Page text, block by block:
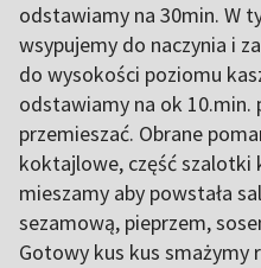
odstawiamy na 30min. W
wsypujemy do naczynia i
do wysokości poziomu
odstawiamy na ok 10.min.
przemieszać. Obrane
koktajlowe, część
mieszamy aby powstała
sezamową, pieprzem,
Gotowy kus kus smażymy